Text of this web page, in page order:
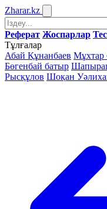
Zharar.kz
Реферат Жоспарлар
Тұлғалар
Абай Құнанбаев Мұхтар
Бөгенбай батыр
Рысқұлов Шоқан